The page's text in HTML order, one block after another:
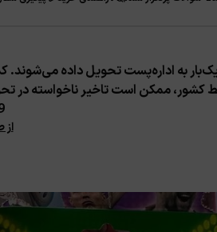
کشور، ممکن است تاخیر ناخواسته در
از